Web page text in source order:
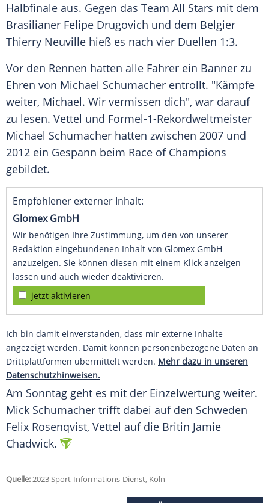
Halbfinale aus. Gegen das Team All Stars mit dem
Brasilianer Felipe Drugovich und dem Belgier
Thierry Neuville hieß es nach vier Duellen 1:3.
Vor den Rennen hatten alle Fahrer ein Banner zu
Ehren von Michael Schumacher entrollt. "Kämpfe
weiter, Michael. Wir vermissen dich", war darauf
zu lesen. Vettel und Formel-1-Rekordweltmeister
Michael Schumacher hatten zwischen 2007 und
2012 ein Gespann beim Race of Champions
gebildet.
Empfohlener externer Inhalt:
Glomex GmbH
Wir benötigen Ihre Zustimmung, um den von unserer
Redaktion eingebundenen Inhalt von Glomex GmbH
anzuzeigen. Sie können diesen mit einem Klick anzeigen
lassen und auch wieder deaktivieren.
jetzt aktivieren
Ich bin damit einverstanden, dass mir externe Inhalte
angezeigt werden. Damit können personenbezogene Daten an
Drittplattformen übermittelt werden. Mehr dazu in unseren
Datenschutzhinweisen.
Am Sonntag geht es mit der Einzelwertung weiter.
Mick Schumacher trifft dabei auf den Schweden
Felix Rosenqvist, Vettel auf die Britin Jamie
Chadwick.
Quelle:2023 Sport-Informations-Dienst, Köln